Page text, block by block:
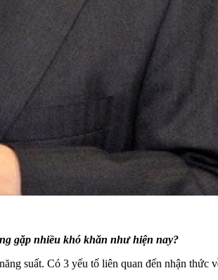
gặp nhiều khó khăn như hiện nay?
suất. Có 3 yếu tố liên quan đến nhận thức